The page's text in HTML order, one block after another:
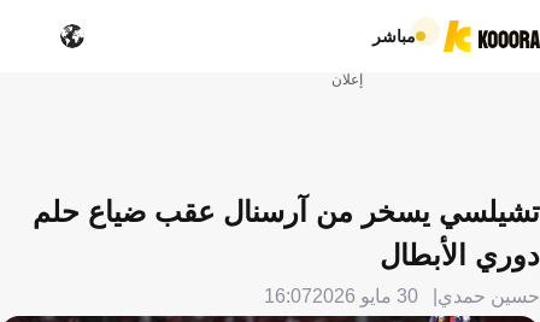
مباشر
إعلان
تشيلسي يسخر من آرسنال عقب ضياع حلم
دوري الأبطال
حسين حمدي 30 مايو 2026 16:07